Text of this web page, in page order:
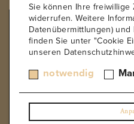
REGION
Niederösterreich
Thermenregion
Burgenland
Steiermark
Wien
Ahr
Sie können Ihre freiwillige
widerrufen. Weitere
Datenübermittlungen)
finden Sie unter "Cookie
unseren
notwendig